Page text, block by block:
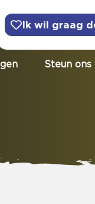
Ik wil graag
Steun ons